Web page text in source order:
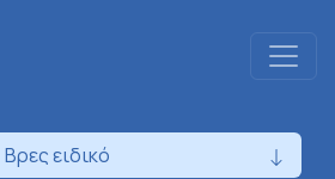
Βρες ειδικό